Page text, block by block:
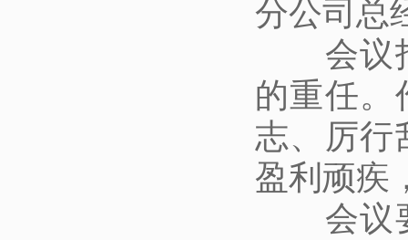
分公司总
会议
的重任。
志、厉行
盈利顽疾
会议